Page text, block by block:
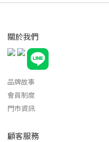
關於我們
品牌故事
會員制度
門市資訊
顧客服務